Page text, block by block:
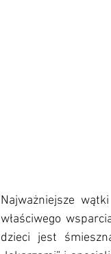
Najważniejsze
właściwego
dzieci jest